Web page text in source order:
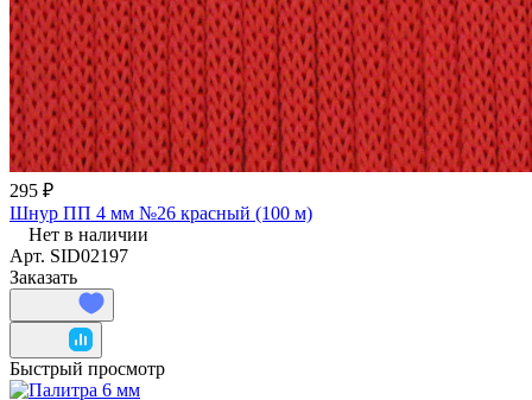
295 ₽
Шнур ПП 4 мм №26 красный (100 м)
Нет в наличии
Арт. SID02197
Заказать
Быстрый просмотр